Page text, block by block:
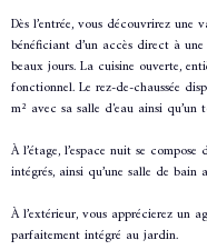
Dès l’entrée, vous découvrirez une
bénéficiant d’un accès direct à
beaux jours. La cuisine ouverte,
fonctionnel. Le rez-de-chaussée
m² avec sa salle d'eau ainsi qu’un
À l’étage, l’espace nuit se
intégrés, ainsi qu’une salle de bain
À l’extérieur, vous apprécierez un
parfaitement intégré au jardin.